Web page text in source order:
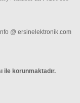
ersinelektronik.com
ile korunmaktadır.